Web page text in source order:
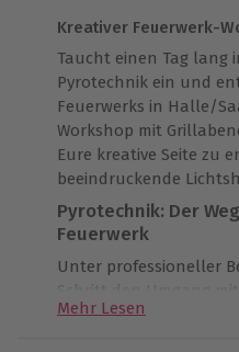
Kreativer Feuerwerk-
Taucht einen Tag lang
Pyrotechnik ein und
Feuerwerks in Halle/
Workshop mit
Eure kreative Seite zu
beeindruckende
Pyrotechnik: Der
Feuerwerk
Unter professioneller
Schritt den Umgang
Verleiten des Materials.
Mehr Lesen